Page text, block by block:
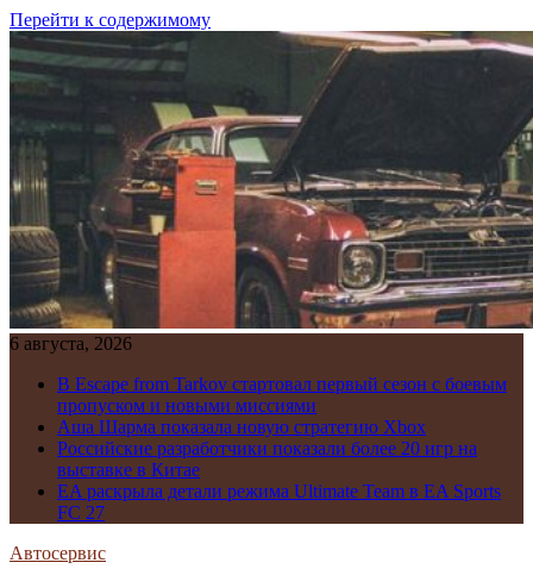
Перейти к содержимому
6 августа, 2026
В Escape from Tarkov стартовал первый сезон с боевым
пропуском и новыми миссиями
Аша Шарма показала новую стратегию Xbox
Российские разработчики показали более 20 игр на
выставке в Китае
EA раскрыла детали режима Ultimate Team в EA Sports
FC 27
Автосервис